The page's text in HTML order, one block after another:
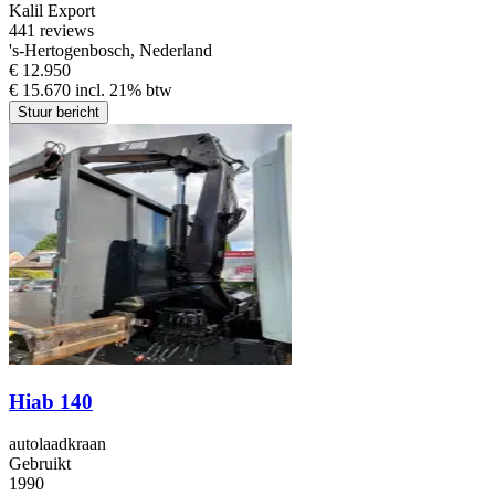
Kalil Export
441 reviews
's-Hertogenbosch, Nederland
€ 12.950
€ 15.670 incl. 21% btw
Stuur bericht
Hiab 140
autolaadkraan
Gebruikt
1990